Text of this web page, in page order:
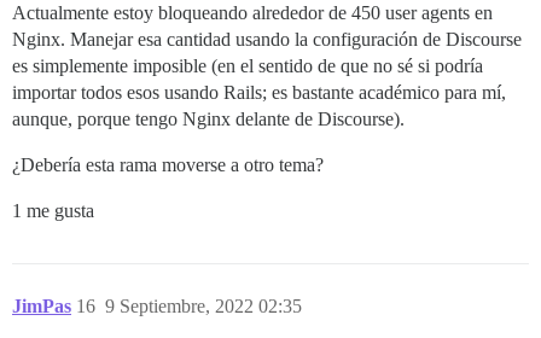
Actualmente estoy bloqueando alrededor de 450 user agents en
Nginx. Manejar esa cantidad usando la configuración de Discourse
es simplemente imposible (en el sentido de que no sé si podría
importar todos esos usando Rails; es bastante académico para mí,
aunque, porque tengo Nginx delante de Discourse).
¿Debería esta rama moverse a otro tema?
1 me gusta
JimPas 9 Septiembre, 2022 02:35
16